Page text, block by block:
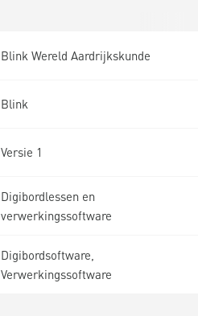
Blink Wereld Aardrijkskunde
Blink
Versie 1
Digibordlessen en
verwerkingssoftware
Digibordsoftware,
Verwerkingssoftware